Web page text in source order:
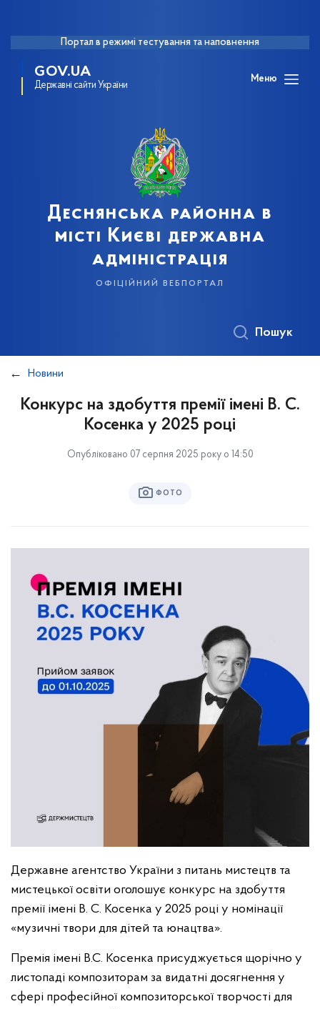
Портал в режимі тестування та наповнення
GOV.UA
Державні сайти України
Меню
Деснянська районна в
місті Києві державна
адміністрація
офіційний вебпортал
Пошук
Новини
Конкурс на здобуття премії імені В. С.
Косенка у 2025 році
Опубліковано 07 серпня 2025 року о 14:50
ФОТО
Державне агентство України з питань мистецтв та
мистецької освіти оголошує конкурс на здобуття
премії імені В. С. Косенка у 2025 році у номінації
«музичні твори для дітей та юнацтва».
Премія імені В.С. Косенка присуджується щорічно у
листопаді композиторам за видатні досягнення у
сфері професійної композиторської творчості для